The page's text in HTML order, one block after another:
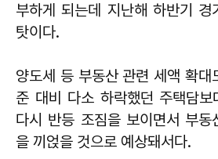
부하게 되는데 지난해 하반기 경
탓이다.
양도세 등 부동산 관련 세액 확대
준 대비 다소 하락했던 주택담보
다시 반등 조짐을 보이면서 부
을 끼얹을 것으로 예상돼서다.